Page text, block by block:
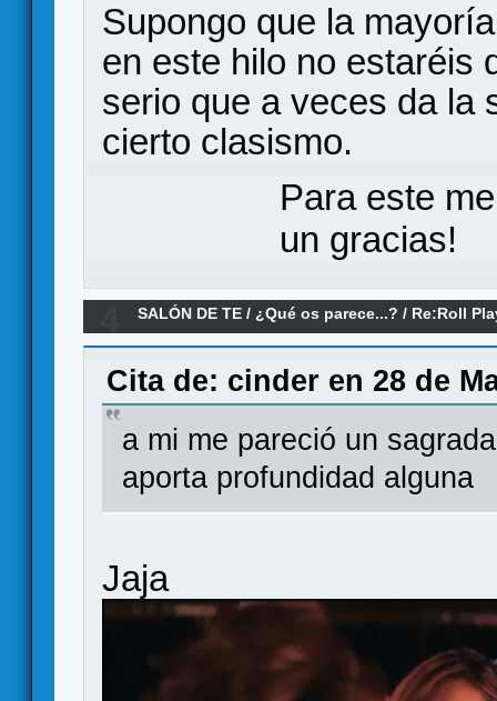
Supongo que la
en este hilo no estaréis
serio que a veces da la
cierto clasismo.
Para este
un gracias!
SALÓN DE TE / ¿Qué os parece...? / Re:Roll
Cita de: cinder en 28 de
a mi me pareció un
aporta profundidad alguna
Jaja